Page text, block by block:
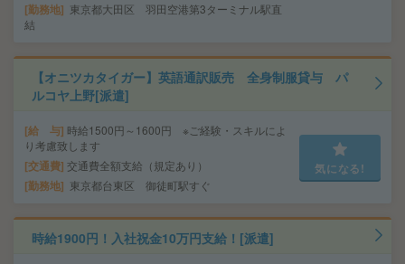
勤務地
東京都大田区 羽田空港第3ターミナル駅直
結
【オニツカタイガー】英語通訳販売 全身制服貸与 パ
ルコヤ上野[派遣]
給 与 時給1500円～1600円 ※ご経験・スキルによ
り考慮致します
交通費 交通費全額支給（規定あり）
勤務地 東京都台東区 御徒町駅すぐ
気になる!
時給1900円！入社祝金10万円支給！[派遣]